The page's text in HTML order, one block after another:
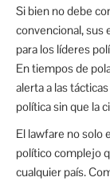
Si bien no debe
convencional, sus
para los líderes
En tiempos de
alerta a las
política sin que la
El lawfare no solo
político complejo
cualquier país.